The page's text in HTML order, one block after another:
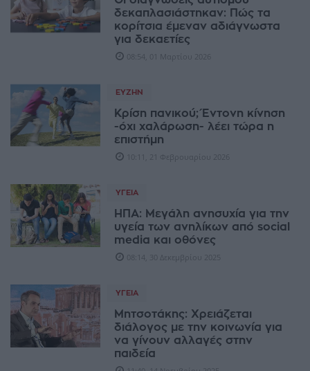
δεκαπλασιάστηκαν: Πώς τα
κορίτσια έμεναν αδιάγνωστα
για δεκαετίες
08:54, 01 Μαρτίου 2026
ΕΥΖΗΝ
Κρίση πανικού; Έντονη κίνηση
-όχι χαλάρωση- λέει τώρα η
επιστήμη
10:11, 21 Φεβρουαρίου 2026
ΥΓΕΊΑ
ΗΠΑ: Μεγάλη ανησυχία για την
υγεία των ανηλίκων από social
media και οθόνες
08:14, 30 Δεκεμβρίου 2025
ΥΓΕΊΑ
Μητσοτάκης: Χρειάζεται
διάλογος με την κοινωνία για
να γίνουν αλλαγές στην
παιδεία